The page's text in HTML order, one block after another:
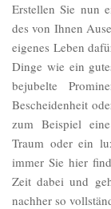
Erstellen Sie nun
des von Ihnen
eigenes Leben
Dinge wie ein
bejubelte
Bescheidenheit
zum Beispiel
Traum oder ein
immer Sie hier
Zeit dabei und
nachher so